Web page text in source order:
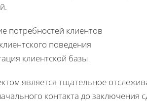
потребностей клиентов
поведения
клиентской базы
является тщательное
контакта до заключения